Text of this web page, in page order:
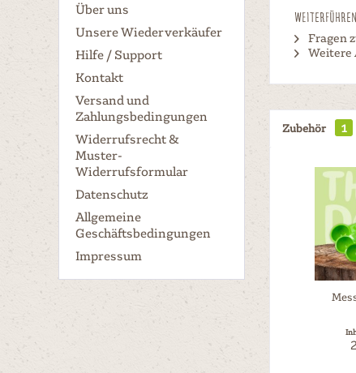
Über uns
Unsere Wiederverkäufer
Hilfe / Support
Kontakt
Versand und
Zahlungsbedingungen
Widerrufsrecht &
Muster-
Widerrufsformular
Datenschutz
Allgemeine
Geschäftsbedingungen
Impressum
Fragen
Weitere
Zubehör 1